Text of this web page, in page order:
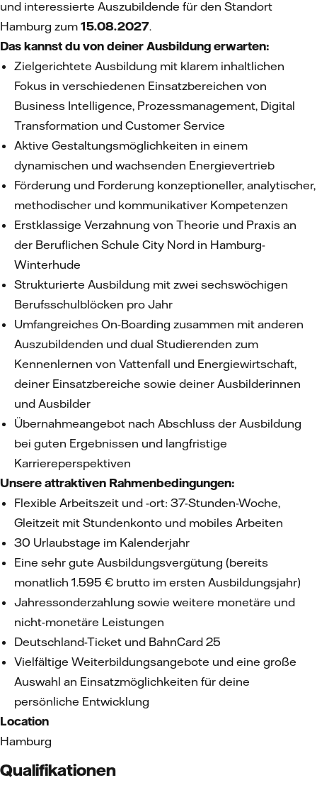
und interessierte Auszubildende für den Standort
Hamburg zum 15.08.2027.
Das kannst du von deiner Ausbildung erwarten:
Zielgerichtete Ausbildung mit klarem inhaltlichen
Fokus in verschiedenen Einsatzbereichen von
Business Intelligence, Prozessmanagement, Digital
Transformation und Customer Service
Aktive Gestaltungsmöglichkeiten in einem
dynamischen und wachsenden Energievertrieb
Förderung und Forderung konzeptioneller, analytischer,
methodischer und kommunikativer Kompetenzen
Erstklassige Verzahnung von Theorie und Praxis an
der Beruflichen Schule City Nord in Hamburg-
Winterhude
Strukturierte Ausbildung mit zwei sechswöchigen
Berufsschulblöcken pro Jahr
Umfangreiches On-Boarding zusammen mit anderen
Auszubildenden und dual Studierenden zum
Kennenlernen von Vattenfall und Energiewirtschaft,
deiner Einsatzbereiche sowie deiner Ausbilderinnen
und Ausbilder
Übernahmeangebot nach Abschluss der Ausbildung
bei guten Ergebnissen und langfristige
Karriereperspektiven
Unsere attraktiven Rahmenbedingungen:
Flexible Arbeitszeit und -ort: 37-Stunden-Woche,
Gleitzeit mit Stundenkonto und mobiles Arbeiten
30 Urlaubstage im Kalenderjahr
Eine sehr gute Ausbildungsvergütung (bereits
monatlich 1.595 € brutto im ersten Ausbildungsjahr)
Jahressonderzahlung sowie weitere monetäre und
nicht-monetäre Leistungen
Deutschland-Ticket und BahnCard 25
Vielfältige Weiterbildungsangebote und eine große
Auswahl an Einsatzmöglichkeiten für deine
persönliche Entwicklung
Location
Hamburg
Qualifikationen